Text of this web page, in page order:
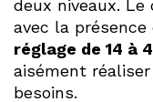
deux niveaux.
avec la
réglage de 14 à
aisément
besoins.